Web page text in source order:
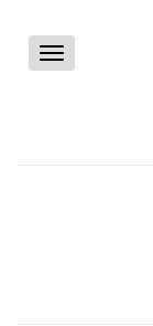
Toggle